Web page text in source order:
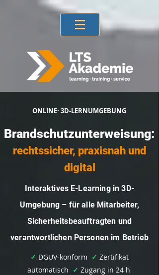
ONLINE· 3D-LERNUMGEBUNG
Brandschutzunterweisung:
rechtssicher, praxisnah und
digital
Interaktives E-Learning in 3D-
Umgebung – für alle Mitarbeiter,
Sicherheitsbeauftragten und
verantwortlichen Personen im Betrieb
✓ DGUV-konform ✓ Zertifikat
automatisch ✓ Zugang in 24 h